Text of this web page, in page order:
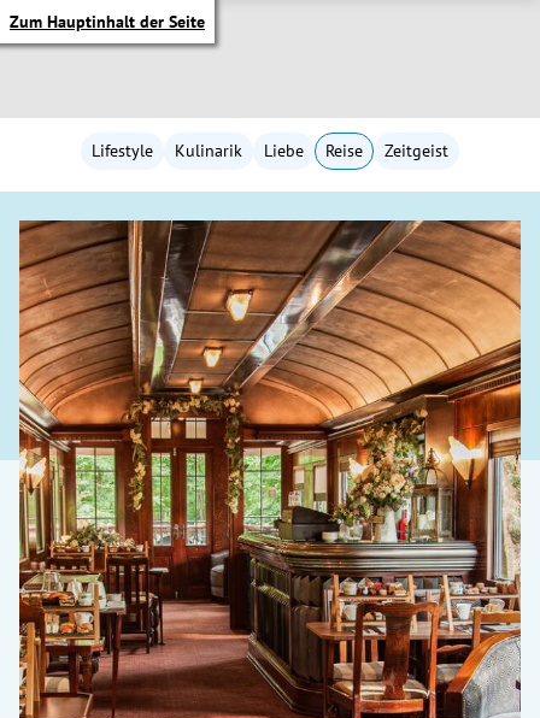
Zum Hauptinhalt der Seite
Untermenü
Untermenü
Untermenü
Untermenü
Lifestyle Kulinarik Liebe Reise Zeitgeist